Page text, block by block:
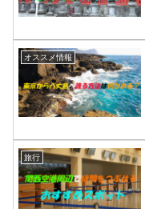
オススメ情報
旅行